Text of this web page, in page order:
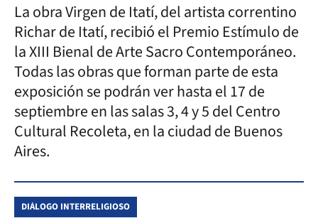
La obra Virgen de Itatí, del artista correntino
Richar de Itatí, recibió el Premio Estímulo de
la XIII Bienal de Arte Sacro Contemporáneo.
Todas las obras que forman parte de esta
exposición se podrán ver hasta el 17 de
septiembre en las salas 3, 4 y 5 del Centro
Cultural Recoleta, en la ciudad de Buenos
Aires.
DIÁLOGO INTERRELIGIOSO